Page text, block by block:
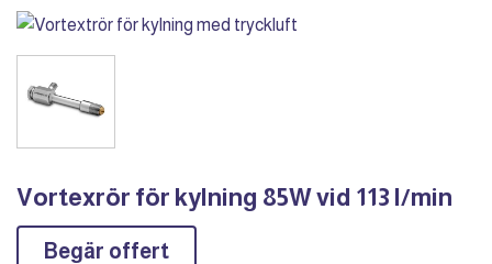
Vortexrör för kylning 85W vid 113 l/min
Begär offert